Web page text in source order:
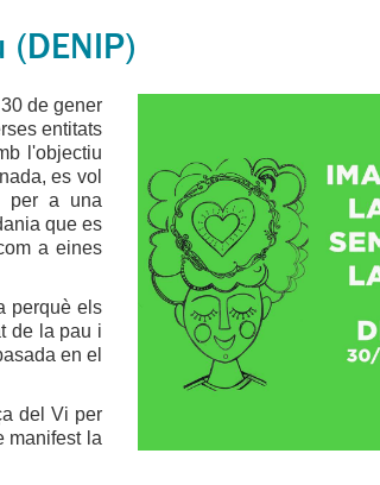
de gener
entitats
l'objectiu
es vol
per a una
que es
a eines
perquè els
de la pau i
en el
del Vi per
manifest la